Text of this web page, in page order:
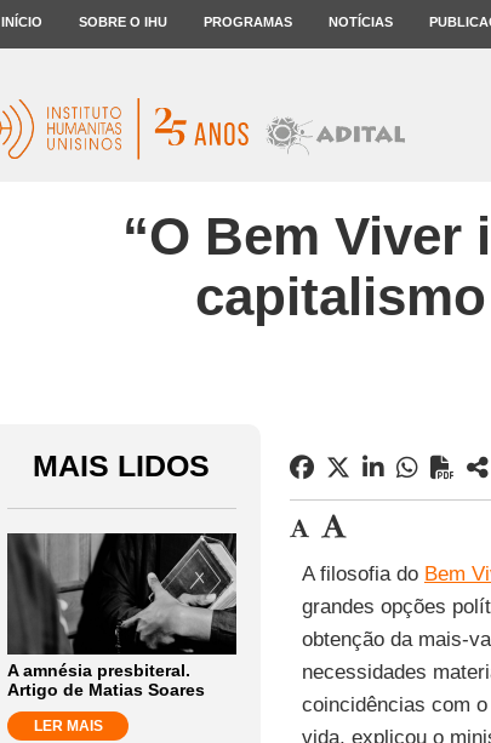
INÍCIO SOBRE O IHU PROGRAMAS NOTÍCIAS
“O Bem Viver
MAIS LIDOS
A amnésia presbiteral.
Artigo de Matias Soares
LER MAIS
A filosofia do Bem
grandes opções
obtenção da mais-
necessidades
coincidências com
vida, explicou o